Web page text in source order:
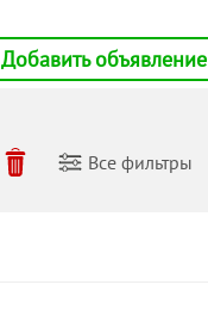
Добавить объявление
Все фильтры